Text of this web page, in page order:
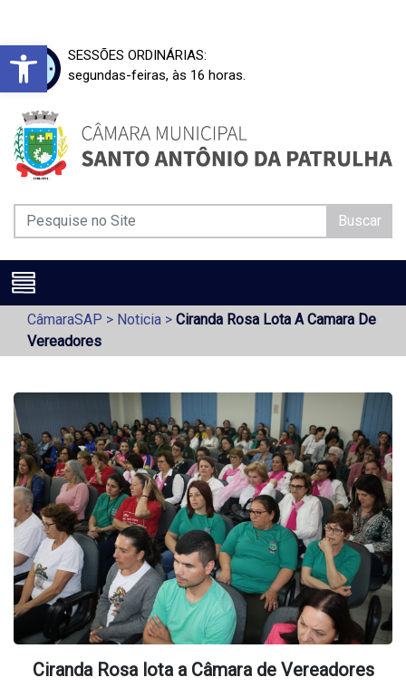
Barra de Ferramentas Aberta
SESSÕES ORDINÁRIAS:
segundas-feiras, às 16 horas.
Buscar
CâmaraSAP > Noticia > Ciranda Rosa Lota A Camara De
Vereadores
Ciranda Rosa lota a Câmara de Vereadores